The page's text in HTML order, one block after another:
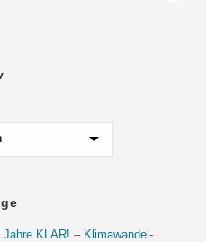
Jahre KLAR! – Klimawandel-